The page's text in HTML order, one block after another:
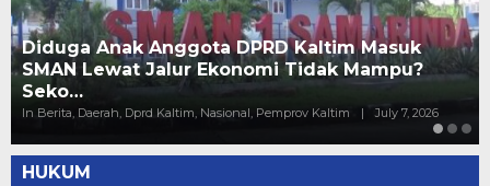
Anak Anggota DPRD Kaltim Masuk
Lewat Jalur Ekonomi Tidak Mampu?
Daerah, Dprd Kaltim, Nasional, Pemprov Kaltim | July 7, 2026 In
HUKUM